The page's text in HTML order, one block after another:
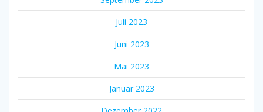
Juli 2023
Juni 2023
Mai 2023
Januar 2023